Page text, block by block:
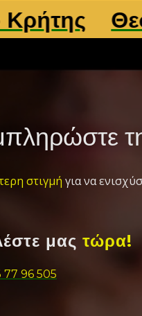
στιγμή για να
μας τώρα!
96 505